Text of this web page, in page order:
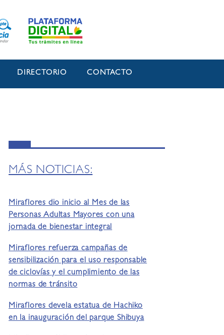
DIRECTORIO CONTACTO
MÁS NOTICIAS:
Miraflores dio inicio al Mes de las
Personas Adultas Mayores con una
jornada de bienestar integral
Miraflores refuerza campañas de
sensibilización para el uso responsable
de ciclovías y el cumplimiento de las
normas de tránsito
Miraflores devela estatua de Hachiko
en la inauguración del parque Shibuya